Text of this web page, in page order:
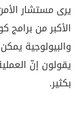
يرى مستشار
الأكبر من برامج
والبيولوجية
يقولون إنّ
بكثير.